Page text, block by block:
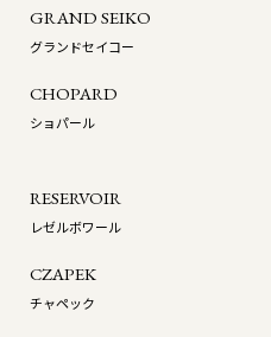
GRAND SEIKO
グランドセイコー
CHOPARD
ショパール
RESERVOIR
レゼルボワール
CZAPEK
チャペック